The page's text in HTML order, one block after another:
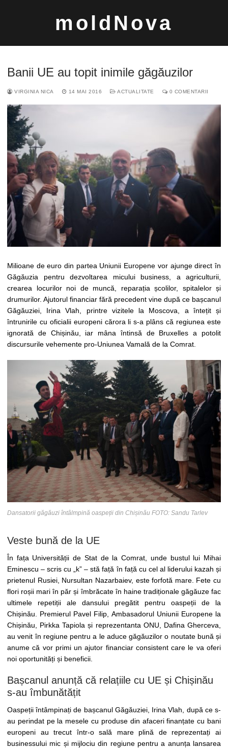
moldNova
Caută
după:
Banii UE au topit inimile găgăuzilor
VIRGINIA NICA 14 MAI 2016 ACTUALITATE 0 COMENTARII
Milioane de euro din partea Uniunii Europene vor ajunge direct în
Găgăuzia pentru dezvoltarea micului business, a agriculturii,
crearea locurilor noi de muncă, reparația școlilor, spitalelor și
drumurilor. Ajutorul financiar fără precedent vine după ce bașcanul
Găgăuziei, Irina Vlah, printre vizitele la Moscova, a întețit și
întrunirile cu oficialii europeni cărora li s-a plâns că regiunea este
ignorată de Chișinău, iar mâna întinsă de Bruxelles a potolit
discursurile vehemente pro-Uniunea Vamală de la Comrat.
Dansatorii găgăuzi întâlmpină oaspeții din Chișinău FOTO: Sandu Tarlev
Veste bună de la UE
În fața Universității de Stat de la Comrat, unde bustul lui Mihai
Eminescu – scris cu „k” – stă față în față cu cel al liderului kazah și
prietenul Rusiei, Nursultan Nazarbaiev, este forfotă mare. Fete cu
flori roșii mari în păr și îmbrăcate în haine tradiționale găgăuze fac
ultimele repetiții ale dansului pregătit pentru oaspeții de la
Chișinău. Premierul Pavel Filip, Ambasadorul Uniunii Europene la
Chișinău, Pirkka Tapiola și reprezentanta ONU, Dafina Gherceva,
au venit în regiune pentru a le aduce găgăuzilor o noutate bună și
anume că vor primi un ajutor financiar consistent care le va oferi
noi oportunități și beneficii.
Bașcanul anunță că relațiile cu UE și Chișinău
s-au îmbunătățit
Oaspeții întâmpinați de bașcanul Găgăuziei, Irina Vlah, după ce s-
au perindat pe la mesele cu produse din afaceri finanțate cu bani
europeni au trecut într-o sală mare plină de reprezentați ai
businessului mic și mijlociu din regiune pentru a anunța lansarea